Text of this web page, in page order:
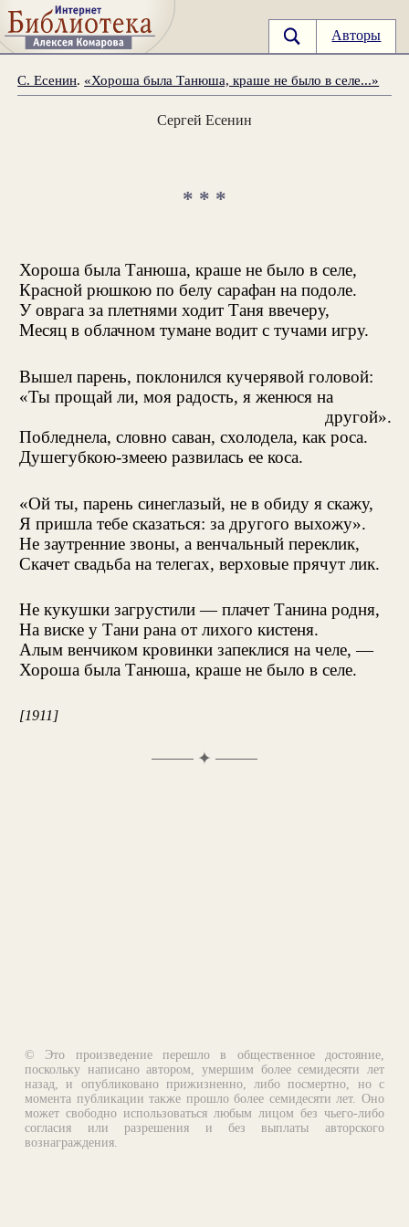
Авторы
С. Есенин. «Хороша была Танюша, краше не было в селе...»
Сергей Есенин
* * *
Хороша была Танюша, краше не было в селе,
Красной рюшкою по белу сарафан на подоле.
У оврага за плетнями ходит Таня ввечеру,
Месяц в облачном тумане водит с тучами игру.
Вышел парень, поклонился кучерявой головой:
«Ты прощай ли, моя радость, я женюся на
другой».
Побледнела, словно саван, схолодела, как роса.
Душегубкою-змеею развилась ее коса.
«Ой ты, парень синеглазый, не в обиду я скажу,
Я пришла тебе сказаться: за другого выхожу».
Не заутренние звоны, а венчальный переклик,
Скачет свадьба на телегах, верховые прячут лик.
Не кукушки загрустили — плачет Танина родня,
На виске у Тани рана от лихого кистеня.
Алым венчиком кровинки запеклися на челе, —
Хороша была Танюша, краше не было в селе.
[1911]
✦
© Это произведение перешло в общественное достояние,
поскольку написано автором, умершим более семидесяти лет
назад, и опубликовано прижизненно, либо посмертно, но с
момента публикации также прошло более семидесяти лет. Оно
может свободно использоваться любым лицом без чьего-либо
согласия или разрешения и без выплаты авторского
вознаграждения.